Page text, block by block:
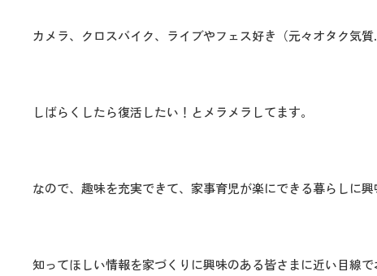
カメラ、クロスバイク、ライブやフェス好き（元々オタク気
しばらくしたら復活したい！とメラメラしてます。
なので、趣味を充実できて、家事育児が楽にできる暮らしに興
知ってほしい情報を家づくりに興味のある皆さまに近い目線